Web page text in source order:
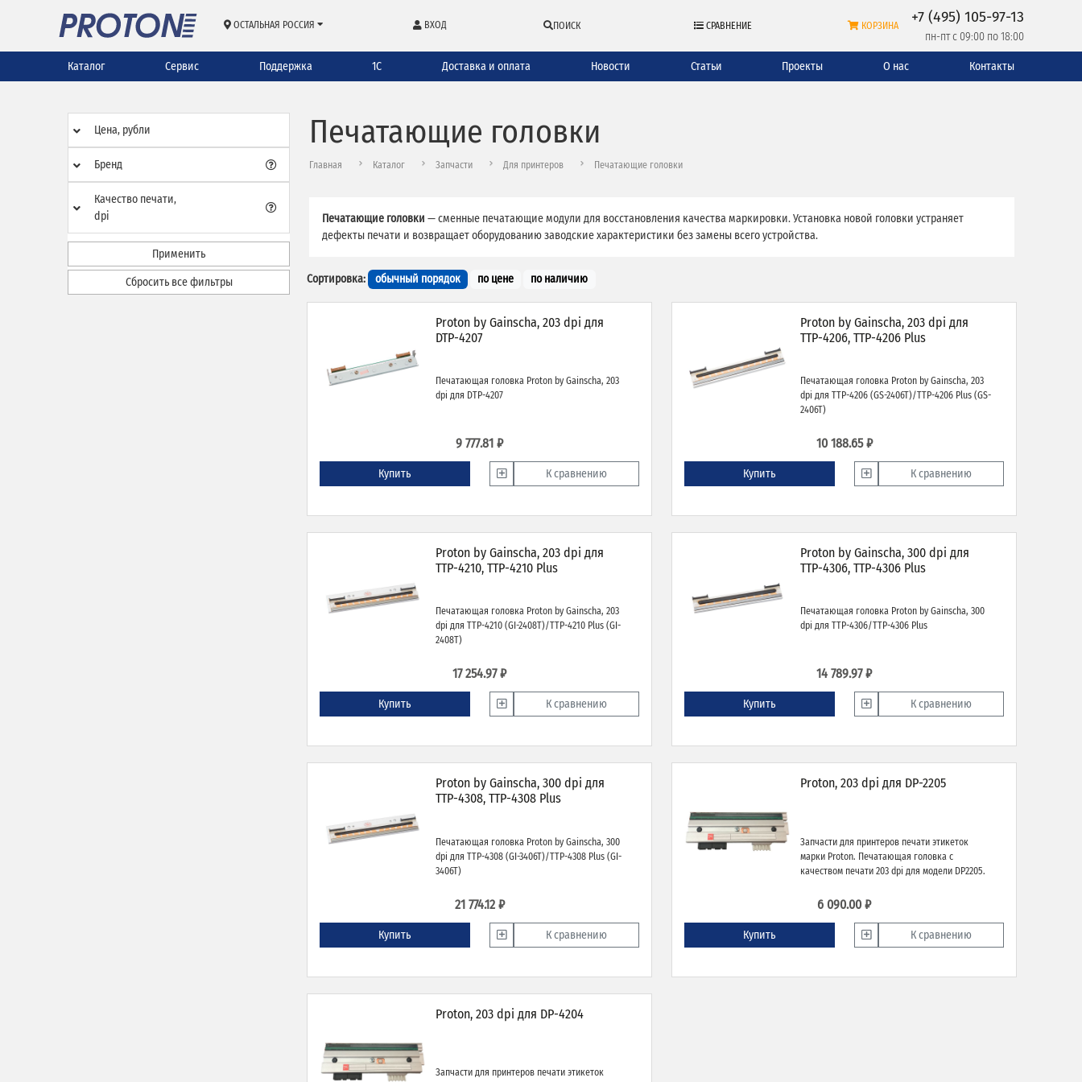
ОСТАЛЬНАЯ РОССИЯ ВХОД ПОИСК СРАВНЕНИЕ КОРЗИНА +7 (495) 105-97-13
пн-пт с 09:00 по 18:00
Каталог Сервис Поддержка 1С Доставка и оплата Новости Статьи Проекты О нас Контакты
Цена, рубли
Бренд
Качество печати,
dpi
Применить
Сбросить все фильтры
Печатающие головки
Главная Каталог Запчасти Для принтеров Печатающие головки
Печатающие головки — сменные печатающие модули для восстановления качества маркировки. Установка новой головки устраняет
дефекты печати и возвращает оборудованию заводские характеристики без замены всего устройства.
Сортировка: обычный порядок по цене по наличию
Proton by Gainscha, 203 dpi для
DTP-4207
Печатающая головка Proton by Gainscha, 203
dpi для DTP-4207
9 777.81 ₽
Купить К сравнению
Proton by Gainscha, 203 dpi для
TTP-4206, TTP-4206 Plus
Печатающая головка Proton by Gainscha, 203
dpi для TTP-4206 (GS-2406T)/TTP-4206 Plus (GS-
2406T)
10 188.65 ₽
Купить К сравнению
Proton by Gainscha, 203 dpi для
TTP-4210, TTP-4210 Plus
Печатающая головка Proton by Gainscha, 203
dpi для TTP-4210 (GI-2408T)/TTP-4210 Plus (GI-
2408T)
17 254.97 ₽
Купить К сравнению
Proton by Gainscha, 300 dpi для
TTP-4306, TTP-4306 Plus
Печатающая головка Proton by Gainscha, 300
dpi для TTP-4306/TTP-4306 Plus
14 789.97 ₽
Купить К сравнению
Proton by Gainscha, 300 dpi для
TTP-4308, TTP-4308 Plus
Печатающая головка Proton by Gainscha, 300
dpi для TTP-4308 (GI-3406T)/TTP-4308 Plus (GI-
3406T)
21 774.12 ₽
Купить К сравнению
Proton, 203 dpi для DP-2205
Запчасти для принтеров печати этикеток
марки Proton. Печатающая головка с
качеством печати 203 dpi для модели DP2205.
6 090.00 ₽
Купить К сравнению
Proton, 203 dpi для DP-4204
Запчасти для принтеров печати этикеток